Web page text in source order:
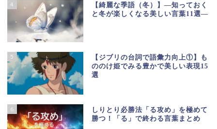
4
【綺麗な季語（冬）】―知っておく
と冬が楽しくなる美しい言葉11選―
5
【ジブリの台詞で語彙力向上①】も
ののけ姫でみる豊かで美しい表現15
選
6
しりとり必勝法「る攻め」を極めて
勝つ！「る」で終わる言葉まとめ